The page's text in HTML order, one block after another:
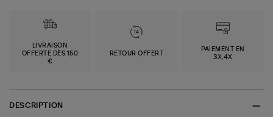
LIVRAISON
OFFERTE DÈS 150
€
RETOUR OFFERT
PAIEMENT EN
3X,4X
DESCRIPTION